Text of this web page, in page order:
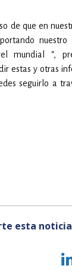
de que en
nuestro
mundial “,
estas y otras
seguirlo a
esta